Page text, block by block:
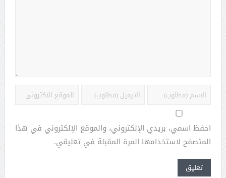
احفظ اسمي، بريدي الإلكتروني، والموقع الإلكتروني في هذا
المتصفح لاستخدامها المرة المقبلة في تعليقي.